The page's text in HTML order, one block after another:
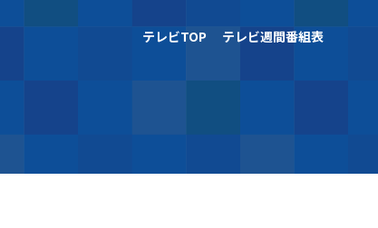
テレビTOP テレビ週間番組表